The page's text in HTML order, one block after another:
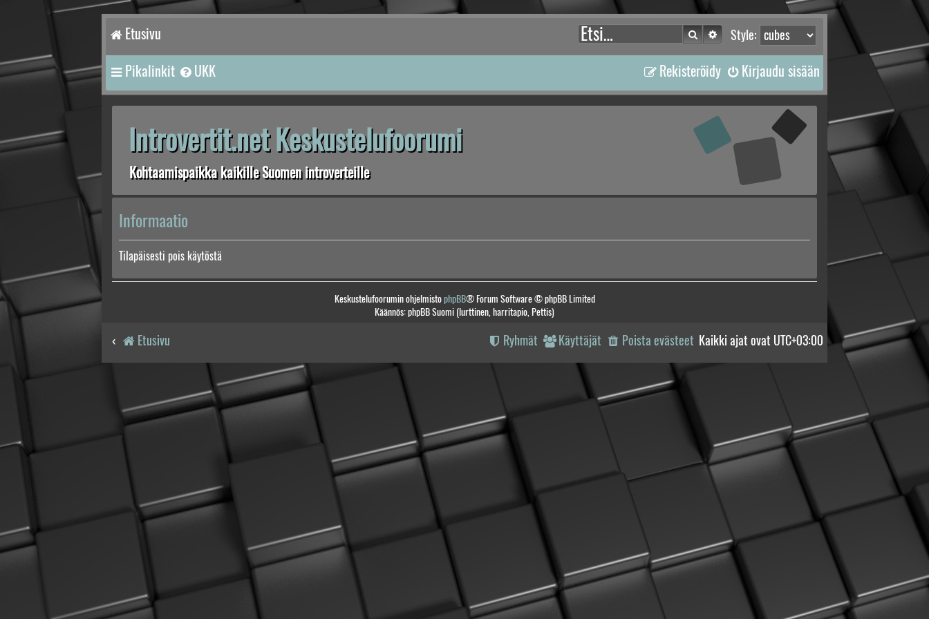
Etusivu Style:
Etsi Tarkennettu haku
Pikalinkit UKK Kirjaudu sisään
Rekisteröidy
Introvertit.net Keskustelufoorumi
Kohtaamispaikka kaikille Suomen introverteille
Informaatio
Tilapäisesti pois käytöstä
Keskustelufoorumin ohjelmistophpBB® Forum Software © phpBB Limited
Käännös: phpBB Suomi (lurttinen, harritapio, Pettis)
Etusivu Kaikki ajat ovat UTC+03:00
Poista evästeet
Käyttäjät
Ryhmät